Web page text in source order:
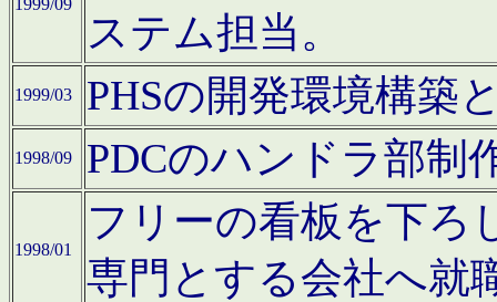
ステム担当。
1999/03 PHSの開発環境構築
1998/09 PDCのハンドラ部制
1998/01
フリーの看板を下ろ
専門とする会社へ就